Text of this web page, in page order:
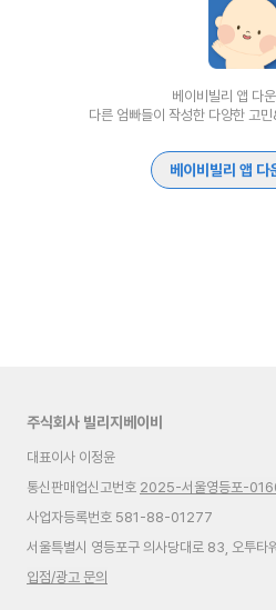
베이비빌리 앱 다
다른 엄빠들이 작성한 다양한 고
베이비빌리 앱 다
주식회사 빌리지베이비
대표이사 이정윤
통신판매업신고번호 2025-서울영등포-
사업자등록번호 581-88-01277
서울특별시 영등포구 의사당대로 83, 오투타
입점/광고 문의